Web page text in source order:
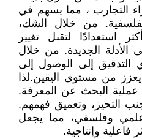
التجارب ، مما يسهم في
من خلال الشك،
استعدادًا لتقبل تغيير
الأدلة الجديدة. من خلال
التدقيق إلى الوصول إلى
من مستوى اليقين.لذا
البحث عن المعرفة.
التحيز، وتعميق فهمهم.
وفلسفي، مما يجعل
وإنتاجية.